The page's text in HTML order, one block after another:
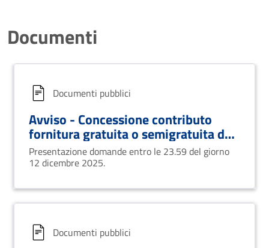
Documenti
Documenti pubblici
Avviso - Concessione contributo
fornitura gratuita o semigratuita dei
libri di testo 2025-2026
Presentazione domande entro le 23.59 del giorno
12 dicembre 2025.
Documenti pubblici